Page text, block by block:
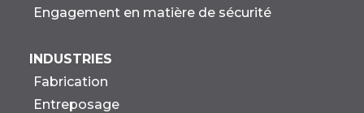
Engagement en matière de sécurité
INDUSTRIES
Fabrication
Entreposage